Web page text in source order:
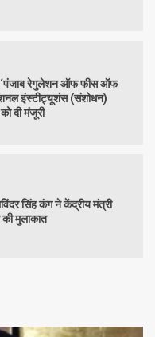
‘पंजाब रेगुलेशन ऑफ फीस ऑफ
इंस्टीट्यूशंस (संशोधन)
दी मंजूरी
सिंह कंग ने केंद्रीय मंत्री
मुलाकात